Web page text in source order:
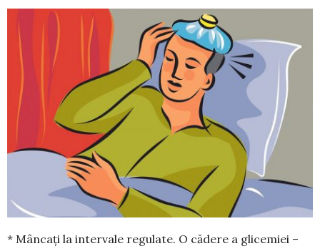
* Mâncați la intervale re­gulate. O cădere a gli­ce­miei –